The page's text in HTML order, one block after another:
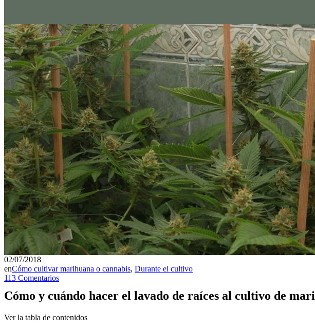
02/07/2018
enCómo cultivar marihuana o cannabis, Durante el cultivo
113 Comentarios
Cómo y cuándo hacer el lavado de raíces al cultivo de
Ver la tabla de contenidos